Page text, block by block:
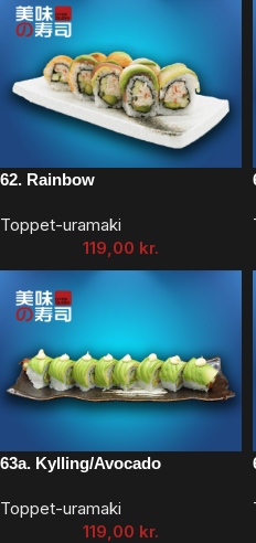
62. Rainbow
Toppet-uramaki
119,00 kr.
63a. Kylling/Avocado
Toppet-uramaki
119,00 kr.